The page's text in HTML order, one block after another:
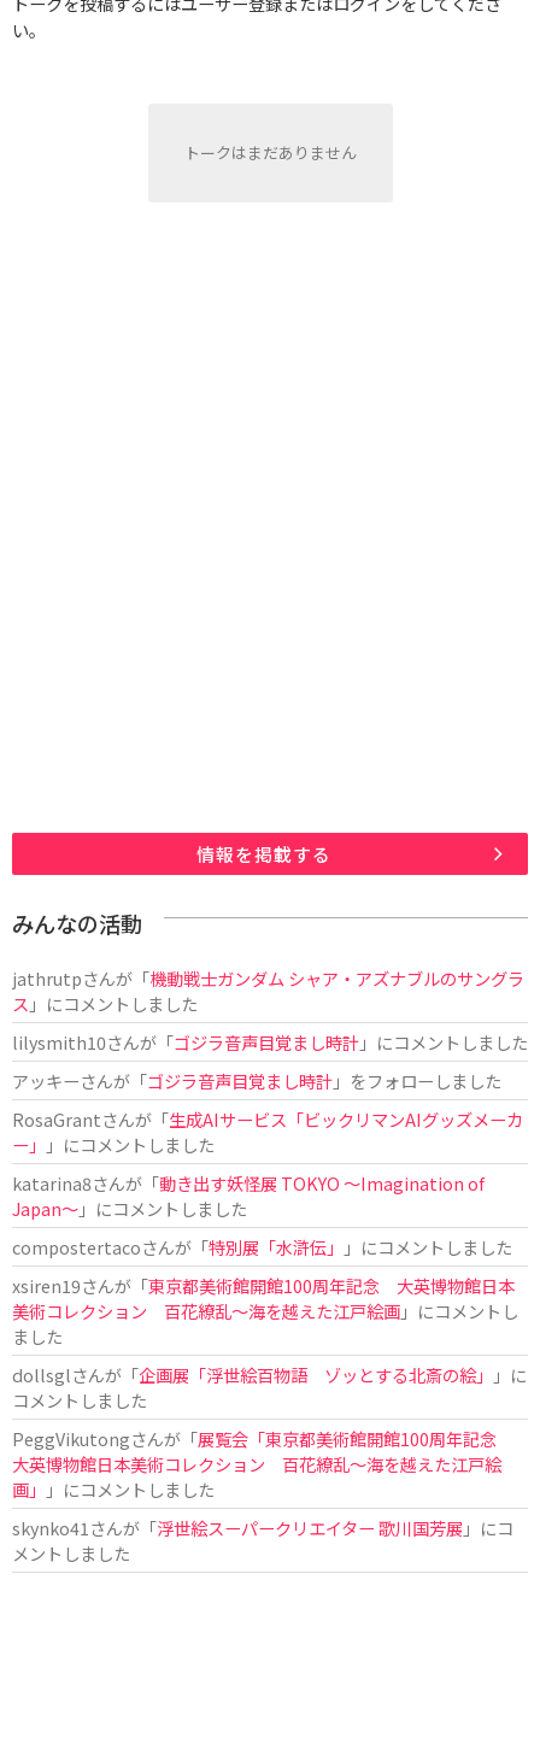
い。
トークはまだありません
情報を掲載する
みんなの活動
jathrutpさんが「機動戦士ガンダム シャア・アズナブルのサングラ
ス 」にコメントしました
lilysmith10さんが「ゴジラ音声目覚まし時計」にコメントしました
アッキーさんが「ゴジラ音声目覚まし時計」をフォローしました
RosaGrantさんが「生成AIサービス「ビックリマンAIグッズメーカ
ー」
」にコメントしました
katarina8さんが「動き出す妖怪展 TOKYO 〜Imagination of
Japan〜」にコメントしました
compostertacoさんが「特別展「水滸伝」
」にコメントしました
xsiren19さんが「東京都美術館開館100周年記念 大英博物館日本
美術コレクション 百花繚乱～海を越えた江戸絵画」にコメントし
ました
dollsglさんが「企画展「浮世絵百物語 ゾッとする北斎の絵」
」に
コメントしました
PeggVikutongさんが「展覧会「東京都美術館開館100周年記念
大英博物館日本美術コレクション 百花繚乱〜海を越えた江戸絵
画」
」にコメントしました
skynko41 さんが「浮世絵スーパークリエイター 歌川国芳展 」にコ
メントしました